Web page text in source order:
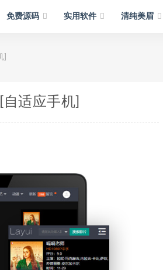
免费源码 实用软件 清纯美眉
]
适应手机]